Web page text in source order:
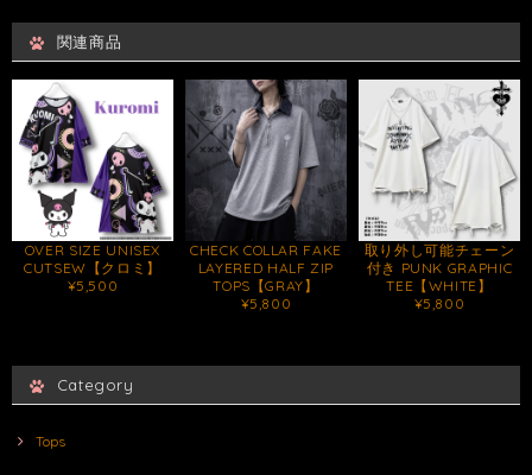
関連商品
OVER SIZE UNISEX
CUTSEW【クロミ】
¥5,500
CHECK COLLAR FAKE
LAYERED HALF ZIP
TOPS【GRAY】
¥5,800
取り外し可能チェーン
付き PUNK GRAPHIC
TEE【WHITE】
¥5,800
Category
Tops